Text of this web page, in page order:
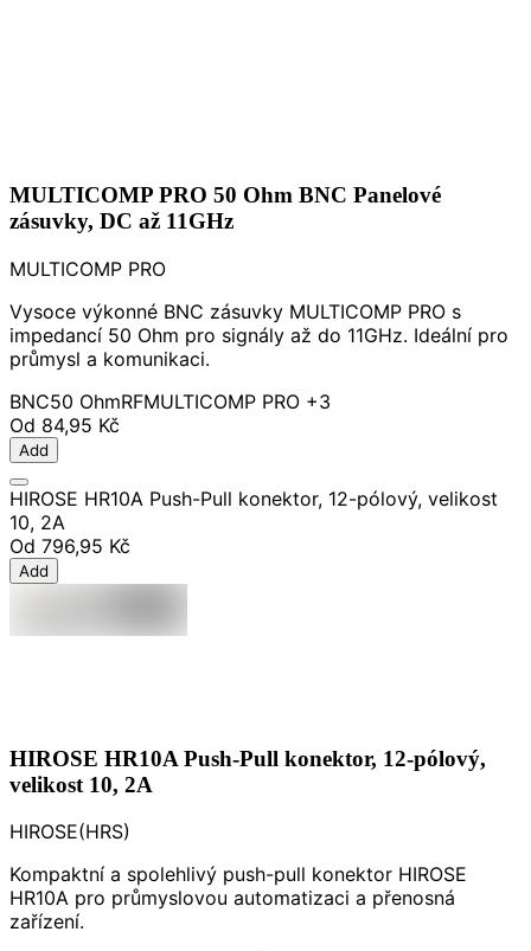
MULTICOMP PRO 50 Ohm BNC Panelové
zásuvky, DC až 11GHz
MULTICOMP PRO
Vysoce výkonné BNC zásuvky MULTICOMP PRO s
impedancí 50 Ohm pro signály až do 11GHz. Ideální pro
průmysl a komunikaci.
BNC50 OhmRFMULTICOMP PRO +3
Od 84,95 Kč
Add
HIROSE HR10A Push-Pull konektor, 12-pólový, velikost
10, 2A
Od 796,95 Kč
Add
HIROSE HR10A Push-Pull konektor, 12-pólový,
velikost 10, 2A
HIROSE(HRS)
Kompaktní a spolehlivý push-pull konektor HIROSE
HR10A pro průmyslovou automatizaci a přenosná
zařízení.